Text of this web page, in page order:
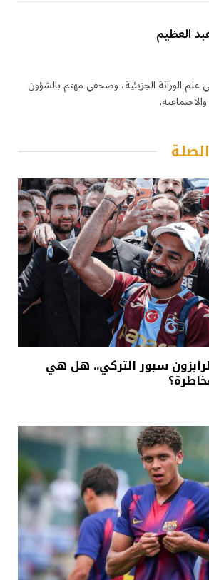
العظيم
الوراثة الجزيئية، وصحفي مهتم بالشؤون
سبور التركي.. هل هي